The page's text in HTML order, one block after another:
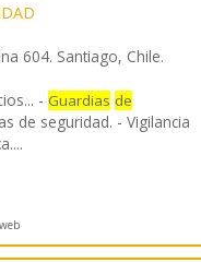
604. Santiago, Chile.
- Guardias de
de seguridad. - Vigilancia
...